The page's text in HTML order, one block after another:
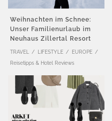
Weihnachten im Schnee:
Unser Familienurlaub im
Neuhaus Zillertal Resort
TRAVEL LIFESTYLE
EUROPE
Reisetipps & Hotel Reviews